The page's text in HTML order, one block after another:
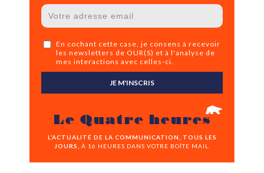
En cochant cette case, je consens à recevoir
les newsletters de OUR(S) et à l'analyse de
mes interactions avec celles-ci.
JE M'INSCRIS
Le Quatre heures
L’ACTUALITÉ DE LA COMMUNICATION, TOUS LES
JOURS,
À 16 HEURES DANS VOTRE BOÎTE MAIL.